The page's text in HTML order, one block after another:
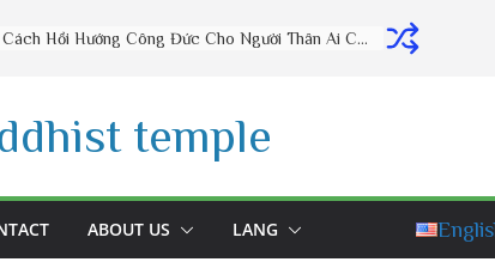
4 Cách Hồi Hướng Công Đức Cho Người Thân Ai Cũng Nên Biết | Thầy Thích Đạo Thịnh
temple
ABOUT US LANG